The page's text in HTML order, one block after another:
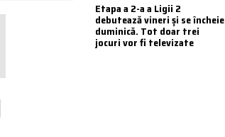
Etapa a 2-a a Ligii 2
debutează vineri și se încheie
duminică. Tot doar trei
jocuri vor fi televizate